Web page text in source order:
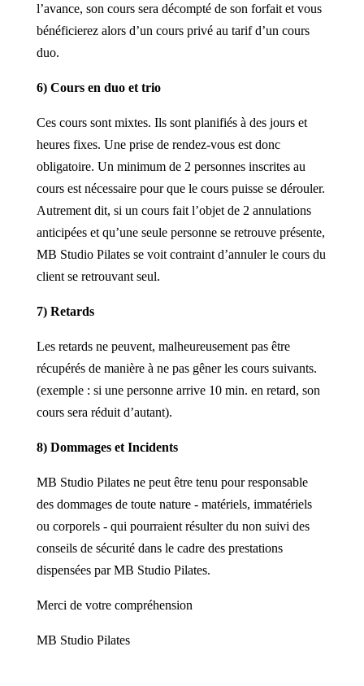
l’avance, son cours sera décompté de son forfait et vous
bénéficierez alors d’un cours privé au tarif d’un cours
duo.
6) Cours en duo et trio
Ces cours sont mixtes. Ils sont planifiés à des jours et
heures fixes. Une prise de rendez-vous est donc
obligatoire. Un minimum de 2 personnes inscrites au
cours est nécessaire pour que le cours puisse se dérouler.
Autrement dit, si un cours fait l’objet de 2 annulations
anticipées et qu’une seule personne se retrouve présente,
MB Studio Pilates se voit contraint d’annuler le cours du
client se retrouvant seul.
7) Retards
Les retards ne peuvent, malheureusement pas être
récupérés de manière à ne pas gêner les cours suivants.
(exemple : si une personne arrive 10 min. en retard, son
cours sera réduit d’autant).
8) Dommages et Incidents
MB Studio Pilates ne peut être tenu pour responsable
des dommages de toute nature - matériels, immatériels
ou corporels - qui pourraient résulter du non suivi des
conseils de sécurité dans le cadre des prestations
dispensées par MB Studio Pilates.
Merci de votre compréhension
MB Studio Pilates